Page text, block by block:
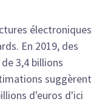
électroniques
En 2019, des
3,4 billions
suggèrent
d'euros d'ici